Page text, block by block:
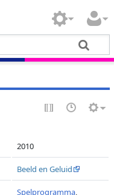
2010
Beeld en Geluid
Spelprogramma,